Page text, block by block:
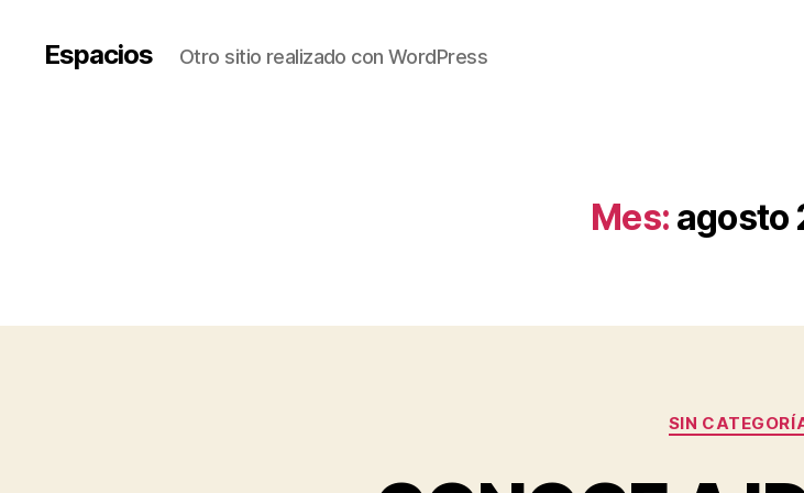
Espacios Otro sitio realizado con WordPress
Mes: agosto
SIN